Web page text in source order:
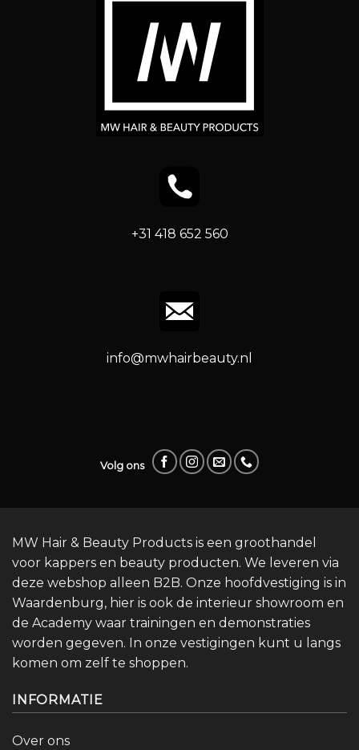
+31 418 652 560
info@mwhairbeauty.nl
Volg ons
MW Hair & Beauty Products is een groothandel
voor kappers en beauty producten. We leveren via
deze webshop alleen B2B. Onze hoofdvestiging is in
Waardenburg, hier is ook de interieur showroom en
de Academy waar trainingen en demonstraties
worden gegeven. In onze vestigingen kunt u langs
komen om zelf te shoppen.
INFORMATIE
Over ons